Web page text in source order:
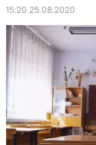
15:20 25.08.2020